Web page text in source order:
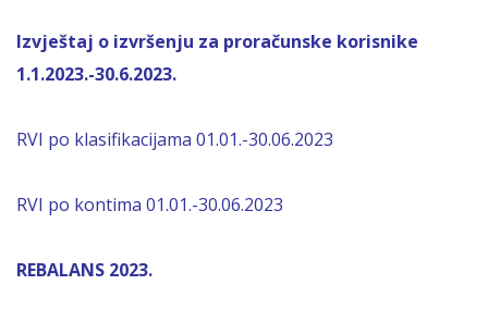
Izvještaj o izvršenju za proračunske korisnike
1.1.2023.-30.6.2023.
RVI po klasifikacijama 01.01.-30.06.2023
RVI po kontima 01.01.-30.06.2023
REBALANS 2023.